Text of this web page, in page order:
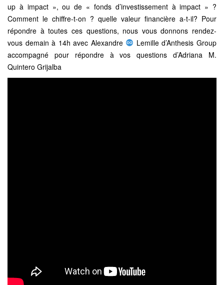
up à impact », ou de « fonds d’investissement à impact » ?
Comment le chiffre-t-on ? quelle valeur financière a-t-il? Pour
répondre à toutes ces questions, nous vous donnons rendez-
vous demain à 14h avec Alexandre
Lemille d’Anthesis Group
accompagné pour répondre à vos questions d’Adriana M.
Quintero Grijalba